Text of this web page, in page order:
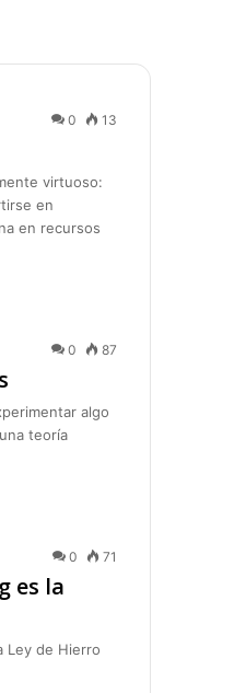
0 13
virtuoso:
en
en recursos
0 87
algo
teoría
0 71
es la
Ley de Hierro